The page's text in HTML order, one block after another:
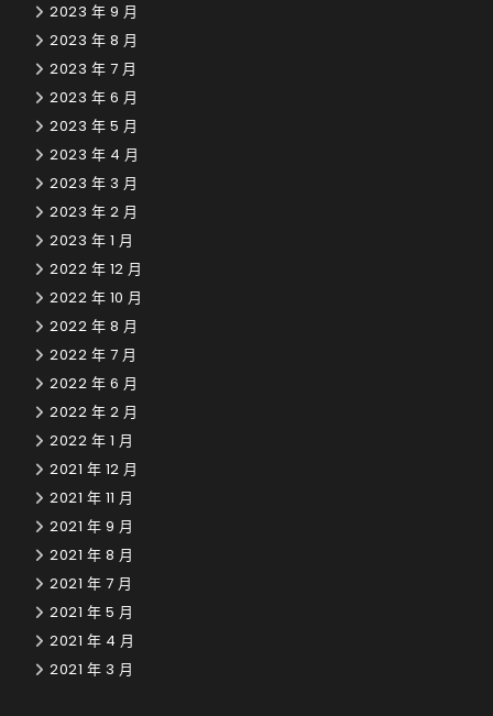
2023 年 9 月
2023 年 8 月
2023 年 7 月
2023 年 6 月
2023 年 5 月
2023 年 4 月
2023 年 3 月
2023 年 2 月
2023 年 1 月
2022 年 12 月
2022 年 10 月
2022 年 8 月
2022 年 7 月
2022 年 6 月
2022 年 2 月
2022 年 1 月
2021 年 12 月
2021 年 11 月
2021 年 9 月
2021 年 8 月
2021 年 7 月
2021 年 5 月
2021 年 4 月
2021 年 3 月